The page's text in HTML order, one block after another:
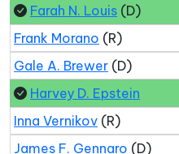
Farah N. Louis (D)
Frank Morano (R)
Gale A. Brewer (D)
Harvey D. Epstein
Inna Vernikov (R)
James F. Gennaro (D)